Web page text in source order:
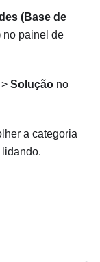
(Base de
no painel de
> Solução no
a categoria